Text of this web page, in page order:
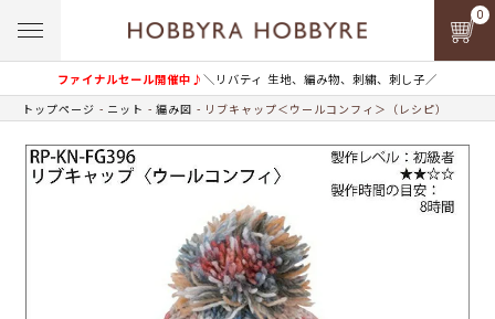
ファイナルセール開催中♪＼リバティ 生地、編み物、刺繍、刺し子／
0
トップページ ニット 編み図 リブキャップ＜ウールコンフィ＞（レシピ）